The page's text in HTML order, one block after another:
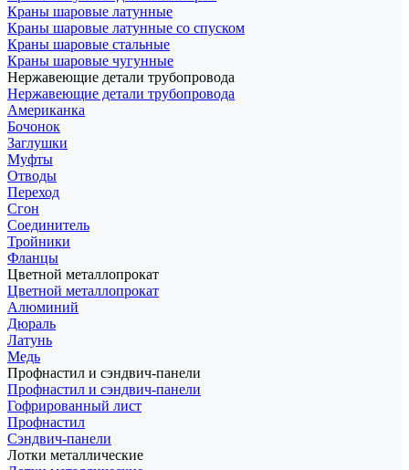
Краны шаровые латунные
Краны шаровые латунные со спуском
Краны шаровые стальные
Краны шаровые чугунные
Нержавеющие детали трубопровода
Нержавеющие детали трубопровода
Американка
Бочонок
Заглушки
Муфты
Отводы
Переход
Сгон
Соединитель
Тройники
Фланцы
Цветной металлопрокат
Цветной металлопрокат
Алюминий
Дюраль
Латунь
Медь
Профнастил и сэндвич-панели
Профнастил и сэндвич-панели
Гофрированный лист
Профнастил
Сэндвич-панели
Лотки металлические